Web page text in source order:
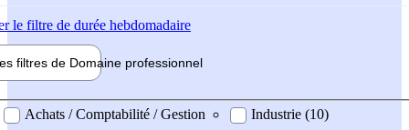
le filtre de durée hebdomadaire
filtres de Domaine professionnel
professionel
Achats / Comptabilité / Gestion
Industrie (10)